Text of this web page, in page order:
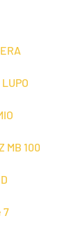
MB 100
7